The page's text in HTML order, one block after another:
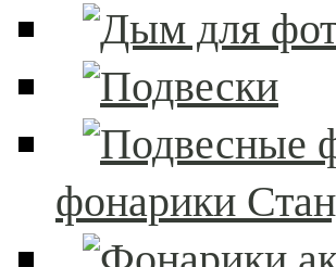
фонарики